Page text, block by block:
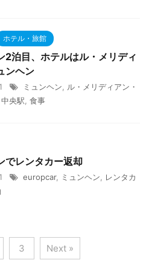
ホテル・旅館
2泊目、ホテルはル・メリディ
ンヘン
ミュンヘン
ル・メリディアン・
中央駅 食事
でレンタカー返却
europcar, ミュンヘン
レンタカ
3 Next »